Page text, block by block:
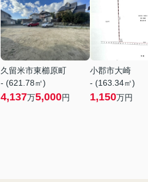
久留米市東櫛原町
- (621.78㎡)
4,137万5,000円
小郡市大崎
- (163.34㎡)
1,150万円